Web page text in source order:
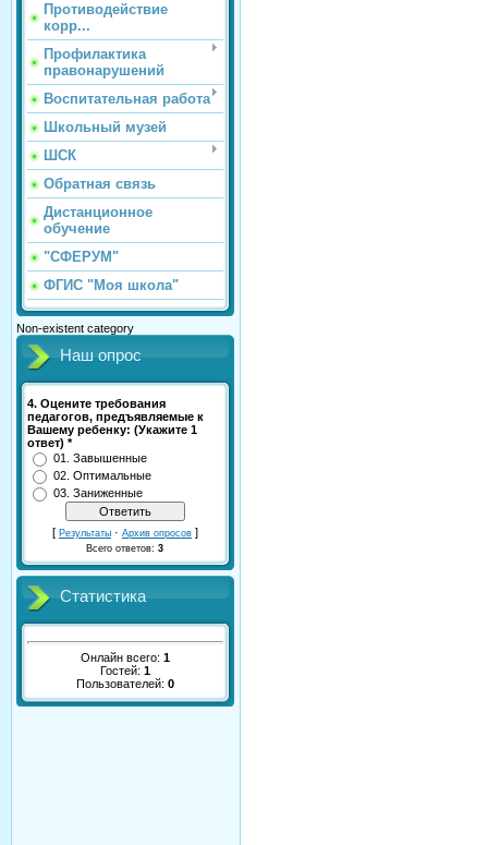
Противодействие
корр...
Профилактика
правонарушений
Воспитательная работа
Школьный музей
ШСК
Обратная связь
Дистанционное
обучение
"СФЕРУМ"
ФГИС "Моя школа"
Non-existent category
Наш опрос
4. Оцените требования
педагогов, предъявляемые к
Вашему ребенку: (Укажите 1
ответ) *
01. Завышенные
02. Оптимальные
03. Заниженные
[ Результаты · Архив опросов ]
Всего ответов:3
Статистика
Онлайн всего: 1
Гостей: 1
Пользователей: 0